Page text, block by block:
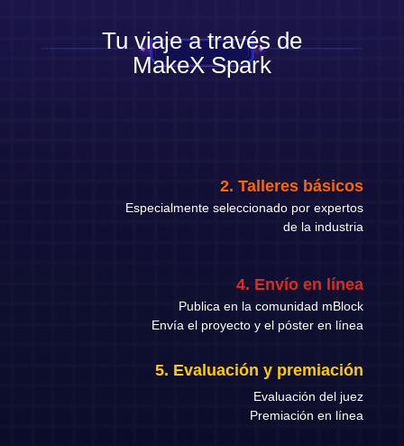
Tu viaje a través de
MakeX Spark
2. Talleres básicos
Especialmente seleccionado por expertos
de la industria
4. Envío en línea
Publica en la comunidad mBlock
Envía el proyecto y el póster en línea
5. Evaluación y premiación
Evaluación del juez
Premiación en línea